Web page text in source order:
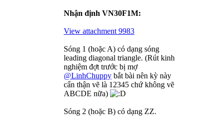
Nhận định VN30F1M:
View attachment 9983
Sóng 1 (hoặc A) có dạng sóng
leading diagonal triangle. (Rút kinh
nghiệm đợt trước bị mợ
@LinhChuppy bắt bài nên kỳ này
cẩn thận vẽ là 12345 chứ không vẽ
ABCDE nữa)
Sóng 2 (hoặc B) có dạng ZZ.